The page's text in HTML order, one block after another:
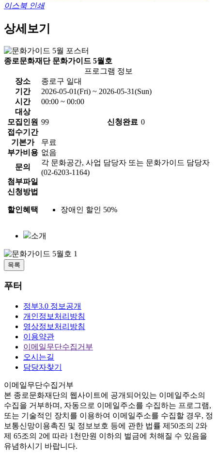
이스북 인쇄
상세보기
종로문화재단 문화가이드 5월호
프로그램 정보
장소
종로구 일대
기간
2026-05-01(Fri) ~ 2026-05-31(Sun)
시간
00:00 ~ 00:00
대상
모집인원 99 신청완료 0
접수기간
기본가
무료
부가비용 없음
문의
각 문화공간, 사업 담당자 또는 문화가이드 담당자
(02-6203-1164)
첨부파일
신청방법
할인혜택 장애인 할인 50%
소개
목록
푸터
정부3.0 정보공개
개인정보처리방침
영상정보처리방침
이용약관
이메일무단수집거부
오시는길
담당자찾기
이메일무단수집거부
본 종로문화재단의 웹사이트에 공개되어있는 이메일주소의
수집을 거부하며, 자동으로 이메일주소를 수집하는 프로그램,
또는 기술적인 장치를 이용하여 이메일주소를 수집할 경우, 정
보통신망이용촉진 및 정보보호 등에 관한 법률 제50조의 2와
제 65조의 2에 따라 1천만원 이하의 벌금에 처해질 수 있음을
유념하시기 바랍니다.